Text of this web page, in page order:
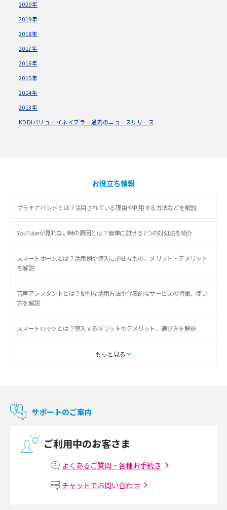
2020年
2019年
2018年
2017年
2016年
2015年
2014年
2013年
KDDIバリューイネイブラー過去のニュースリリース
お役立ち情報
プラチナバンドとは？注目されている理由や利用する方法などを解説
YouTubeが見れない時の原因とは？簡単に試せる7つの対処法を紹介
スマートホームとは？活用例や導入に必要なもの、メリット・デメリット
を解説
音声アシスタントとは？便利な活用方法や代表的なサービスの特徴、使い
方を解説
スマートロックとは？導入するメリットやデメリット、選び方を解説
スマートテレビとは？特徴や選び方、使い方をわかりやすく解説
マンションで使えるWi-Fiは？種類ごとの特徴や選び方を紹介
マンションで光回線の利用を始める手順は？設備状況の確認方法も解説
Wi-Fiルーターの設定方法をわかりやすく解説！事前に準備すべきものも紹
もっと見る
サポートのご案内
ご利用中のお客さま
よくあるご質問・各種お手続き
チャットでお問い合わせ